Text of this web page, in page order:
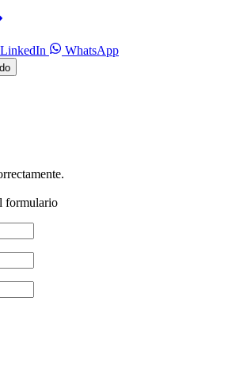
LinkedIn WhatsApp
formulario